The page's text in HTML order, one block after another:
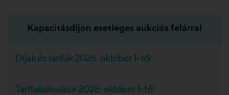
Kapacitásdíjon esetleges aukciós felárral
Díjak és tarifák 2026. október 1-től
Tarifakalkulátor 2026. október 1-től